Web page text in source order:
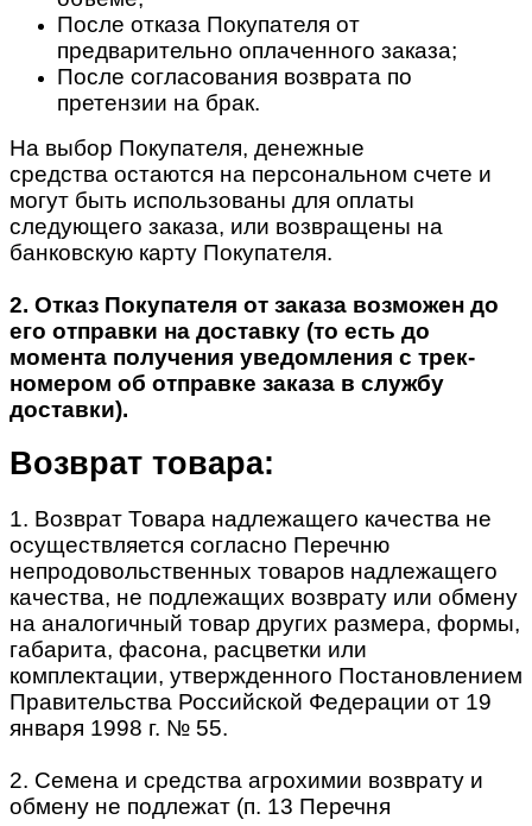
После отказа Покупателя от
предварительно оплаченного заказа;
После согласования возврата по
претензии на брак.
На выбор Покупателя, денежные
средства остаются на персональном счете и
могут быть использованы для оплаты
следующего заказа, или возвращены на
банковскую карту Покупателя.
2. Отказ Покупателя от заказа возможен до
его отправки на доставку (то есть до
момента получения уведомления с трек-
номером об отправке заказа в службу
доставки).
Возврат товара:
1. Возврат Товара надлежащего качества не
осуществляется согласно Перечню
непродовольственных товаров надлежащего
качества, не подлежащих возврату или обмену
на аналогичный товар других размера, формы,
габарита, фасона, расцветки или
комплектации, утвержденного Постановлением
Правительства Российской Федерации от 19
января 1998 г. № 55.
2. Семена и средства агрохимии возврату и
обмену не подлежат (п. 13 Перечня